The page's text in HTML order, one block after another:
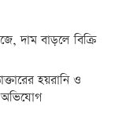
দাম বাড়লে বিক্রি
হয়রানি ও
অভিযোগ